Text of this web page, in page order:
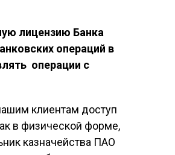
лицензию Банка
операций в
операции с
клиентам доступ
в физической форме,
казначейства ПАО